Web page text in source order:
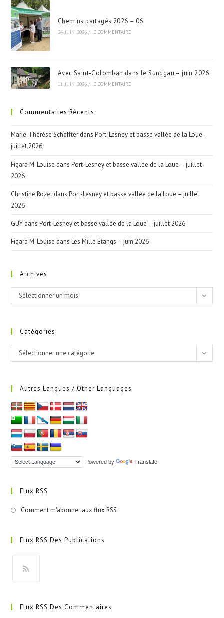
Chemins partagés 2026 – 06
24 JUIN 2026 / 0 COMMENTAIRE
Avec Saint-Colomban dans le Sundgau – juin 2026
11 JUIN 2026 / 0 COMMENTAIRE
Commentaires Récents
Marie-Thérèse Schaffter dansPort-Lesney et basse vallée de la Loue –
juillet 2026
Figard M. Louise dansPort-Lesney et basse vallée de la Loue – juillet
2026
Christine Rozet dansPort-Lesney et basse vallée de la Loue – juillet
2026
GUY dansPort-Lesney et basse vallée de la Loue – juillet 2026
Figard M. Louise dansLes Mille Étangs – juin 2026
Archives
Archives
Sélectionner un mois
Catégories
Catégories
Sélectionner une catégorie
Autres Langues / Other Languages
Powered by Translate
Flux RSS
Comment m'abonner aux flux RSS
Flux RSS Des Publications
un
Flux RSS Des Commentaires